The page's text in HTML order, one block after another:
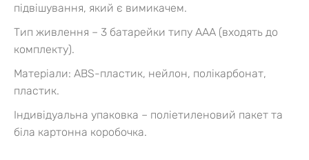
підвішування, який є вимикачем.
Тип живлення – 3 батарейки типу AAA (входять до
комплекту).
Матеріали: ABS-пластик, нейлон, полікарбонат,
пластик.
Індивідуальна упаковка – поліетиленовий пакет та
біла картонна коробочка.